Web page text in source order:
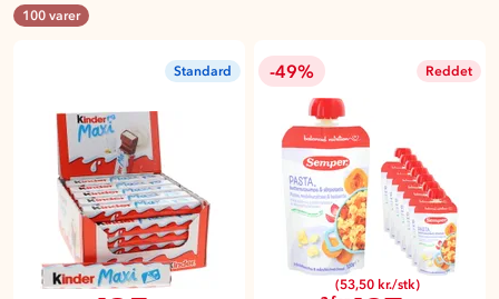
100 varer
Standard -49% Reddet
(53,50 kr./stk)